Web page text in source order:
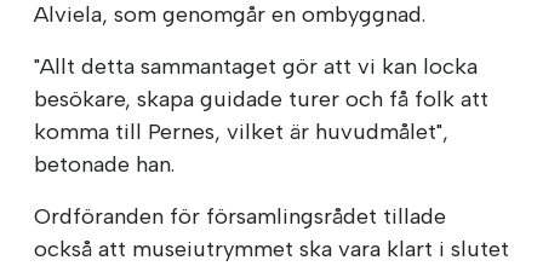
Alviela, som genomgår en ombyggnad.
"Allt detta sammantaget gör att vi kan locka
besökare, skapa guidade turer och få folk att
komma till Pernes, vilket är huvudmålet",
betonade han.
Ordföranden för församlingsrådet tillade
också att museiutrymmet ska vara klart i slutet